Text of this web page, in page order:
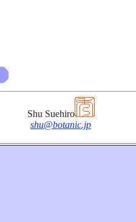
Shu Suehiro
shu@botanic.jp